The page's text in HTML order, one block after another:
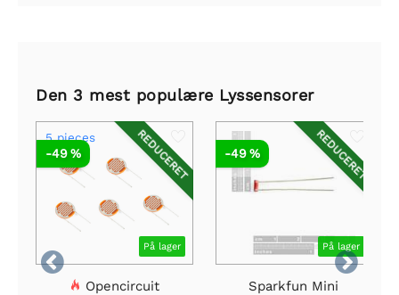
Den 3 mest populære Lyssensorer


REDUCERET
5 pieces
På lager
-49 %
Opencircuit
REDUCERET
På lager
-49 %
Sparkfun Mini